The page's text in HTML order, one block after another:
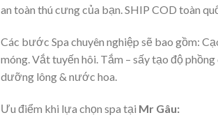
an toàn thú cưng của bạn. SHIP COD toàn
Các bước Spa chuyên nghiệp sẽ bao gồm:
móng. Vắt tuyến hôi. Tắm – sấy tạo độ
dưỡng lông & nước hoa.
Ưu điểm khi lựa chọn spa tại Mr Gâu: